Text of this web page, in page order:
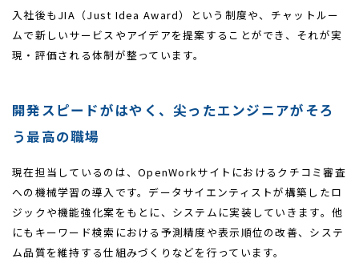
入社後もJIA（Just Idea Award）という制度や、チャットルー
ムで新しいサービスやアイデアを提案することができ、それが実
現・評価される体制が整っています。
開発スピードがはやく、尖ったエンジニアがそろ
う最高の職場
現在担当しているのは、OpenWorkサイトにおけるクチコミ審査
への機械学習の導入です。データサイエンティストが構築したロ
ジックや機能強化案をもとに、システムに実装していきます。他
にもキーワード検索における予測精度や表示順位の改善、システ
ム品質を維持する仕組みづくりなどを行っています。